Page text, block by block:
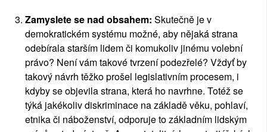
Zamyslete se nad obsahem: Skutečně je v
demokratickém systému možné, aby nějaká strana
odebírala starším lidem či komukoliv jinému volební
právo? Není vám takové tvrzení podezřelé? Vždyť by
takový návrh těžko prošel legislativním procesem, i
kdyby se objevila strana, která ho navrhne. Totéž se
týká jakékoliv diskriminace na základě věku, pohlaví,
etnika či náboženství, odporuje to základním lidským